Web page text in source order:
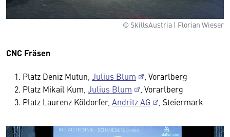
© SkillsAustria | Florian Wieser
CNC Fräsen
Platz Deniz Mutun, Julius Blum
, Vorarlberg
Platz Mikail Kum, Julius Blum
, Vorarlberg
Platz Laurenz Köldorfer, Andritz AG , Steiermark